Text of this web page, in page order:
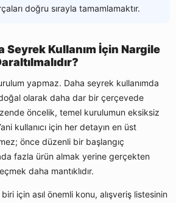
doğru sırayla tamamlamaktır.
Seyrek Kullanım İçin Nargile
yapmaz. Daha seyrek kullanımda
doğal olarak daha dar bir çerçevede
öncelik, temel kurulumun eksiksiz
kullanıcı için her detayın en üst
önce düzenli bir başlangıç
fazla ürün almak yerine gerçekten
daha mantıklıdır.
için asıl önemli konu, alışveriş listesinin